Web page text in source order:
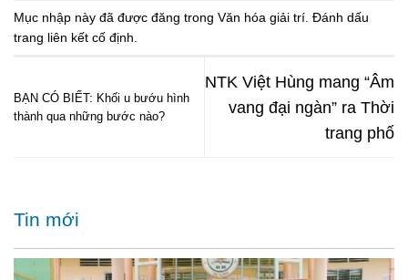
Mục nhập này đã được đăng trong Văn hóa giải trí . Đánh dấu
trang liên kết cố định
BẠN CÓ BIẾT: Khối u bướu hình
thành qua những bước nào?
NTK Việt Hùng mang “Âm
vang đại ngàn” ra Thời
trang phố
Tin mới